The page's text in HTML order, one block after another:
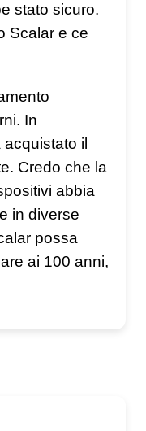
stato sicuro.
Scalar e ce
In
il
Credo che la
abbia
in diverse
possa
ai 100 anni,